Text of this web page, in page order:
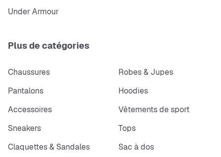
Under Armour
Plus de catégories
Chaussures
Robes & Jupes
Pantalons
Hoodies
Accessoires
Vêtements de sport
Sneakers
Tops
Claquettes & Sandales
Sac à dos